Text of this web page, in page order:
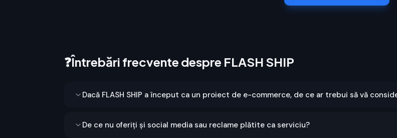
❓Întrebări frecvente despre FLASH SHIP
Dacă FLASH SHIP a început ca un proiect de e-commerce, de ce ar trebui să vă
De ce nu oferiți și social media sau reclame plătite ca serviciu?